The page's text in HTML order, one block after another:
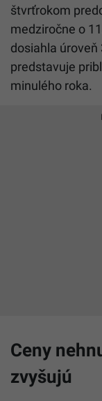
štvrťrokom
medziročne o
dosiahla úroveň
predstavuje
minulého roka.
Ceny
zvyšujú